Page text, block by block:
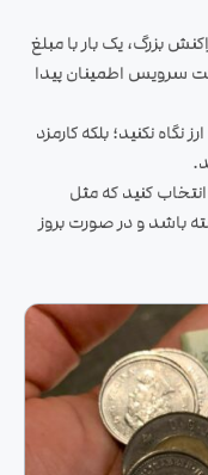
بزرگ، یک بار با مبلغ
سرویس اطمینان پیدا
نکنید؛ بلکه کارمزد
کنید که مثل
۲۴ ساعته داشته باشد و در صورت بروز